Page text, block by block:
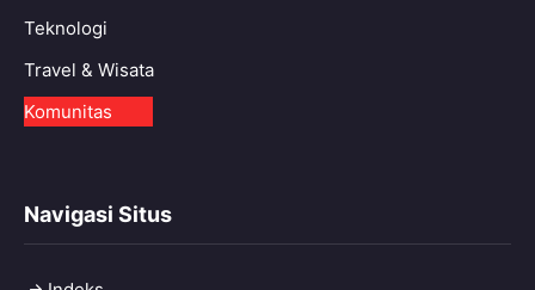
Teknologi
Travel & Wisata
Komunitas
Navigasi Situs